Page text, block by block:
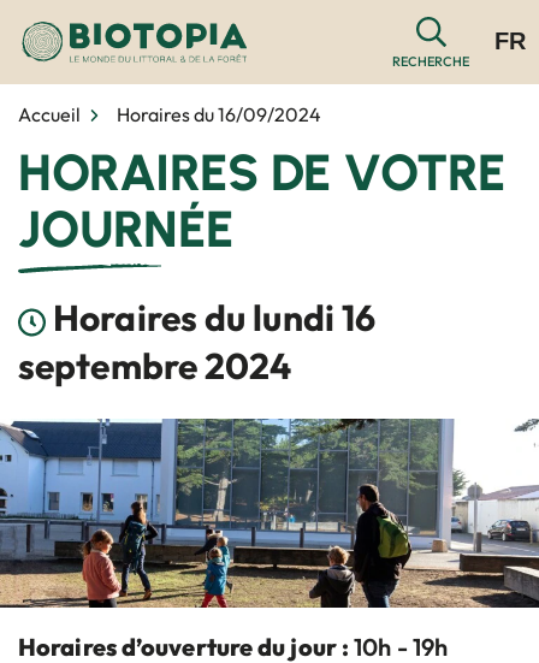
RECHERCHE
FR
Accueil Horaires du 16/09/2024
HORAIRES DE VOTRE
JOURNÉE
Horaires du lundi 16
septembre 2024
Horaires d’ouverture du jour : 10h - 19h